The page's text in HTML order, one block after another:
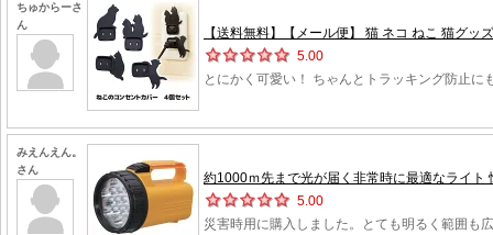
ちゅからーさ
ん
【送料無料】【メール便】 猫 ネコ ねこ 猫グッ
5.00
とにかく可愛い！ ちゃんとトラッキング防止
みえんえん。
さん
約1000ｍ先まで光が届く非常時に最適なライト
5.00
災害時用に購入しました。とても明るく範囲も